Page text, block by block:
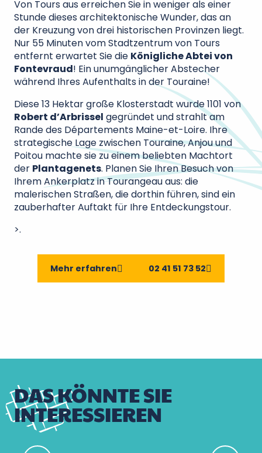
Von Tours aus erreichen Sie in weniger als einer
Stunde dieses architektonische Wunder, das an
der Kreuzung von drei historischen Provinzen liegt.
Nur 55 Minuten vom Stadtzentrum von Tours
entfernt erwartet Sie die Königliche Abtei von
Fontevraud! Ein unumgänglicher Abstecher
während Ihres Aufenthalts in der Touraine!
Diese 13 Hektar große Klosterstadt wurde 1101 von
Robert d’Arbrissel gegründet und strahlt am
Rande des Départements Maine-et-Loire. Ihre
strategische Lage zwischen Touraine, Anjou und
Poitou machte sie zu einem beliebten Machtort
der Plantagenets. Planen Sie Ihren Besuch von
Ihrem Ankerplatz in Tourangeau aus: die
malerischen Straßen, die dorthin führen, sind ein
zauberhafter Auftakt für Ihre Entdeckungstour.
>.
Mehr erfahren 02 41 51 73 52
DAS KÖNNTE SIE
INTERESSIEREN